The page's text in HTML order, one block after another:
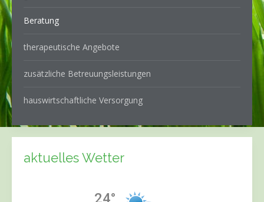
Beratung
therapeutische Angebote
zusätzliche Betreuungsleistungen
hauswirtschaftliche Versorgung
aktuelles Wetter